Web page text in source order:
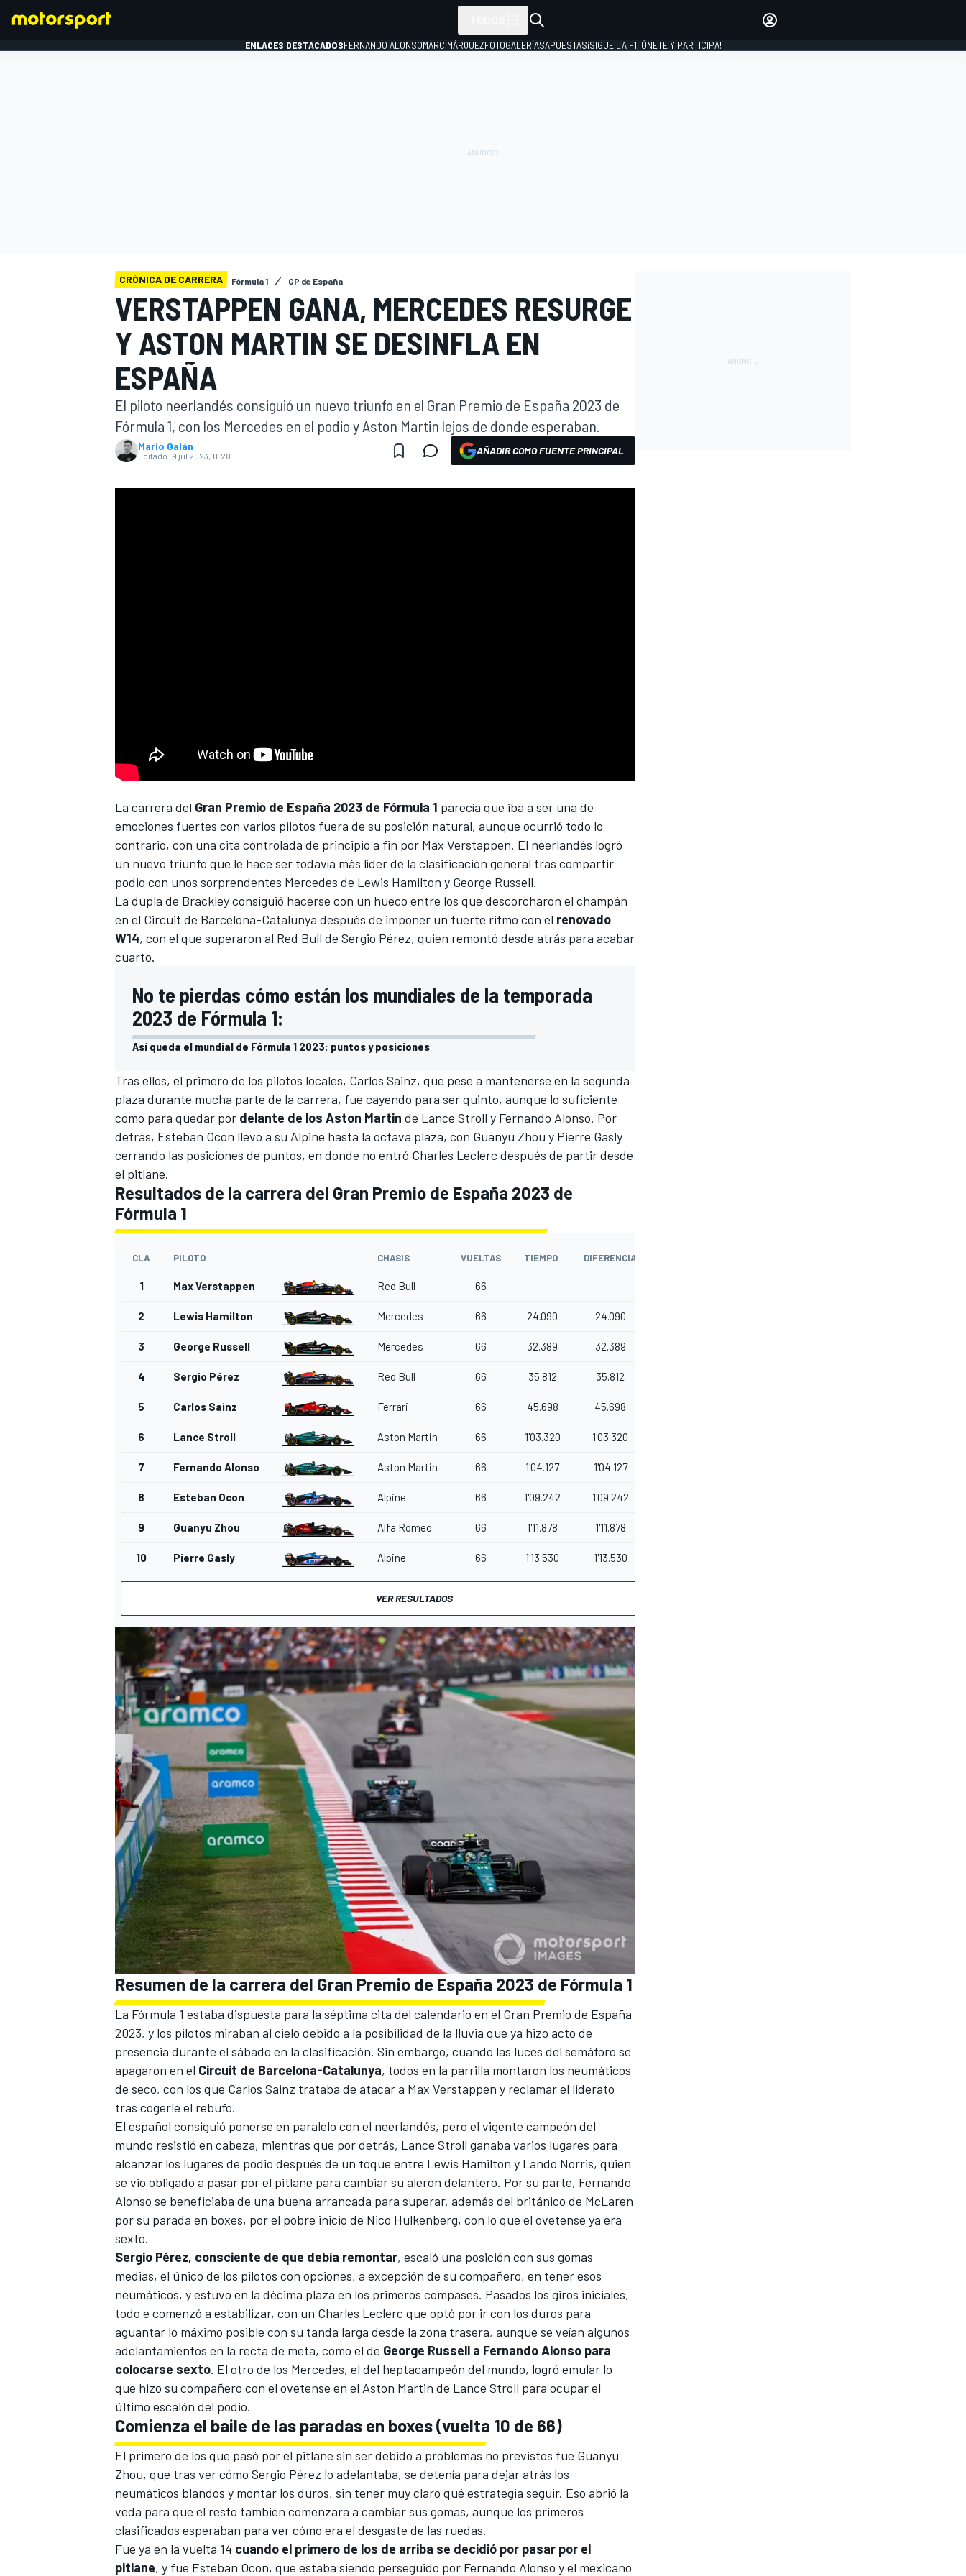
ENLACES DESTACADOSFERNANDO ALONSOMARC MÁRQUEZFOTOGALERÍASAPUESTAS¡SIGUE LA F1, ÚNETE Y PARTICIPA!
CRÓNICA DE CARRERA Fórmula 1 GP de España
VERSTAPPEN GANA, MERCEDES RESURGE
Y ASTON MARTIN SE DESINFLA EN
ESPAÑA
El piloto neerlandés consiguió un nuevo triunfo en el Gran Premio de España 2023 de
Fórmula 1, con los Mercedes en el podio y Aston Martin lejos de donde esperaban.
Mario Galán
Editado: 9 jul 2023, 11:28 AÑADIR COMO FUENTE PRINCIPAL
La carrera del Gran Premio de España 2023 de Fórmula 1 parecía que iba a ser una de
emociones fuertes con varios pilotos fuera de su posición natural, aunque ocurrió todo lo
contrario, con una cita controlada de principio a fin por Max Verstappen. El neerlandés logró
un nuevo triunfo que le hace ser todavía más líder de la clasificación general tras compartir
podio con unos sorprendentes Mercedes de Lewis Hamilton y George Russell.
La dupla de Brackley consiguió hacerse con un hueco entre los que descorcharon el champán
en el Circuit de Barcelona-Catalunya después de imponer un fuerte ritmo con el renovado
W14, con el que superaron al Red Bull de Sergio Pérez, quien remontó desde atrás para acabar
cuarto.
No te pierdas cómo están los mundiales de la temporada
2023 de Fórmula 1:
Así queda el mundial de Fórmula 1 2023: puntos y posiciones
Tras ellos, el primero de los pilotos locales, Carlos Sainz, que pese a mantenerse en la segunda
plaza durante mucha parte de la carrera, fue cayendo para ser quinto, aunque lo suficiente
como para quedar por delante de los Aston Martin de Lance Stroll y Fernando Alonso. Por
detrás, Esteban Ocon llevó a su Alpine hasta la octava plaza, con Guanyu Zhou y Pierre Gasly
cerrando las posiciones de puntos, en donde no entró Charles Leclerc después de partir desde
el pitlane.
Resultados de la carrera del Gran Premio de España 2023 de
Fórmula 1
CLA PILOTO CHASIS VUELTAS TIEMPO DIFERENCIA
1 Max Verstappen Red Bull 66 -
2 Lewis Hamilton Mercedes 66 24.090 24.090
3 George Russell Mercedes 66 32.389 32.389
4 Sergio Pérez Red Bull 66 35.812 35.812
5 Carlos Sainz Ferrari 66 45.698 45.698
6 Lance Stroll Aston Martin 66 1'03.320 1'03.320
7 Fernando Alonso Aston Martin 66 1'04.127 1'04.127
8 Esteban Ocon Alpine 66 1'09.242 1'09.242
9 Guanyu Zhou Alfa Romeo 66 1'11.878 1'11.878
10 Pierre Gasly Alpine 66 1'13.530 1'13.530
VER RESULTADOS
Resumen de la carrera del Gran Premio de España 2023 de Fórmula 1
La Fórmula 1 estaba dispuesta para la séptima cita del calendario en el Gran Premio de España
2023, y los pilotos miraban al cielo debido a la posibilidad de la lluvia que ya hizo acto de
presencia durante el sábado en la clasificación. Sin embargo, cuando las luces del semáforo se
apagaron en el Circuit de Barcelona-Catalunya, todos en la parrilla montaron los neumáticos
de seco, con los que Carlos Sainz trataba de atacar a Max Verstappen y reclamar el liderato
tras cogerle el rebufo.
El español consiguió ponerse en paralelo con el neerlandés, pero el vigente campeón del
mundo resistió en cabeza, mientras que por detrás, Lance Stroll ganaba varios lugares para
alcanzar los lugares de podio después de un toque entre Lewis Hamilton y Lando Norris, quien
se vio obligado a pasar por el pitlane para cambiar su alerón delantero. Por su parte, Fernando
Alonso se beneficiaba de una buena arrancada para superar, además del británico de McLaren
por su parada en boxes, por el pobre inicio de Nico Hulkenberg, con lo que el ovetense ya era
sexto.
Sergio Pérez, consciente de que debía remontar, escaló una posición con sus gomas
medias, el único de los pilotos con opciones, a excepción de su compañero, en tener esos
neumáticos, y estuvo en la décima plaza en los primeros compases. Pasados los giros iniciales,
todo e comenzó a estabilizar, con un Charles Leclerc que optó por ir con los duros para
aguantar lo máximo posible con su tanda larga desde la zona trasera, aunque se veían algunos
adelantamientos en la recta de meta, como el de George Russell a Fernando Alonso para
colocarse sexto. El otro de los Mercedes, el del heptacampeón del mundo, logró emular lo
que hizo su compañero con el ovetense en el Aston Martin de Lance Stroll para ocupar el
último escalón del podio.
Comienza el baile de las paradas en boxes (vuelta 10 de 66)
El primero de los que pasó por el pitlane sin ser debido a problemas no previstos fue Guanyu
Zhou, que tras ver cómo Sergio Pérez lo adelantaba, se detenía para dejar atrás los
neumáticos blandos y montar los duros, sin tener muy claro qué estrategia seguir. Eso abrió la
veda para que el resto también comenzara a cambiar sus gomas, aunque los primeros
clasificados esperaban para ver cómo era el desgaste de las ruedas.
Fue ya en la vuelta 14 cuando el primero de los de arriba se decidió por pasar por el
pitlane, y fue Esteban Ocon, que estaba siendo perseguido por Fernando Alonso y el mexicano